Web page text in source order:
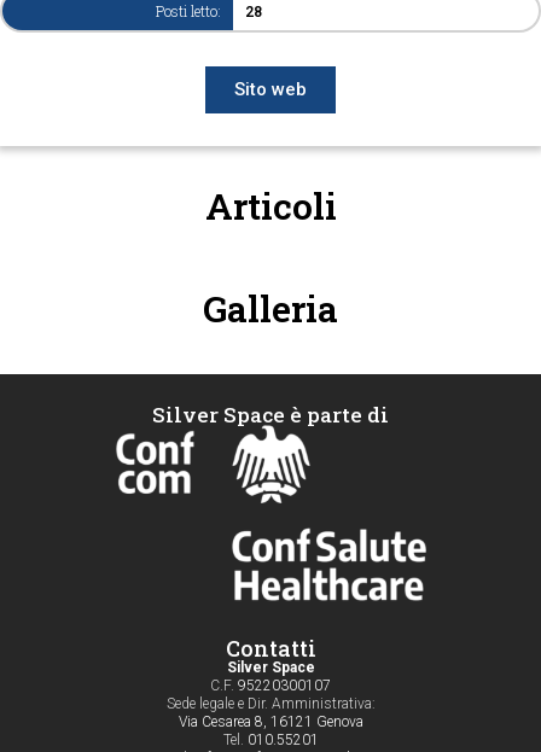
Posti letto: 28
Sito web
Articoli
Galleria
Silver Space è parte di
Contatti
Silver Space
C.F. 95220300107
Sede legale e Dir. Amministrativa:
Via Cesarea 8, 16121 Genova
Tel.
010.55201